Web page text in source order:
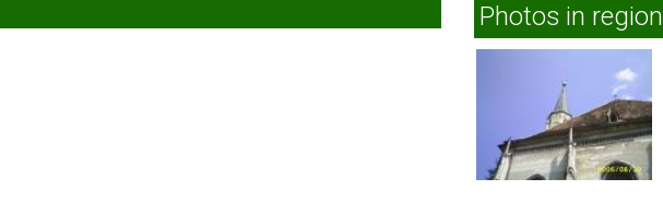
Photos in region